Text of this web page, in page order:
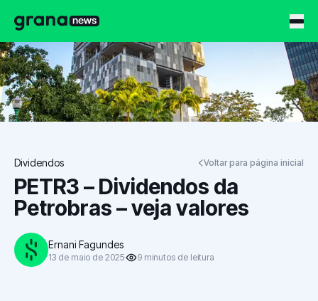
Grana News
Dividendos Voltar para página inicial
PETR3 – Dividendos da
Petrobras – veja valores
Ernani Fagundes
13 de maio de 2025 9 minutos de leitura